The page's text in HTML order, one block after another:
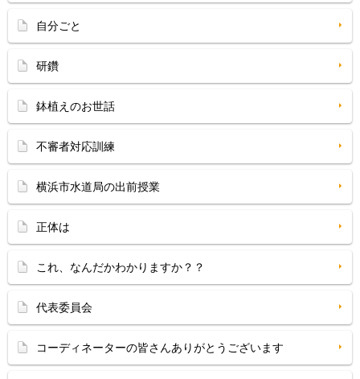
自分ごと
研鑽
鉢植えのお世話
不審者対応訓練
横浜市水道局の出前授業
正体は
これ、なんだかわかりますか？？
代表委員会
コーディネーターの皆さんありがとうございます